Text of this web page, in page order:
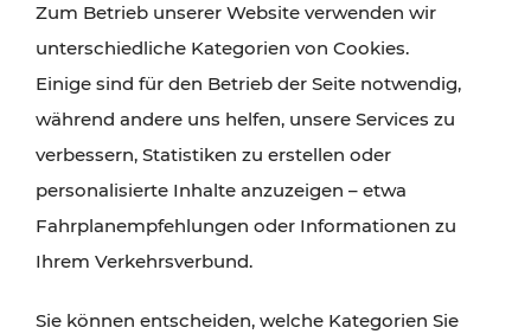
Wanderungen, Kultur und Gastronomie,
Radtouren oder purer Naturgenuss – viele
Attraktionen sind mit den Ticket- und Fahrplan-
Angeboten des VOR gut und schnell erreichbar.
Zum Betrieb unserer Website verwenden wir
unterschiedliche Kategorien von Cookies.
Einige sind für den Betrieb der Seite notwendig,
während andere uns helfen, unsere Services zu
verbessern, Statistiken zu erstellen oder
personalisierte Inhalte anzuzeigen – etwa
Fahrplanempfehlungen oder Informationen zu
Ihrem Verkehrsverbund.
Sie können entscheiden, welche Kategorien Sie